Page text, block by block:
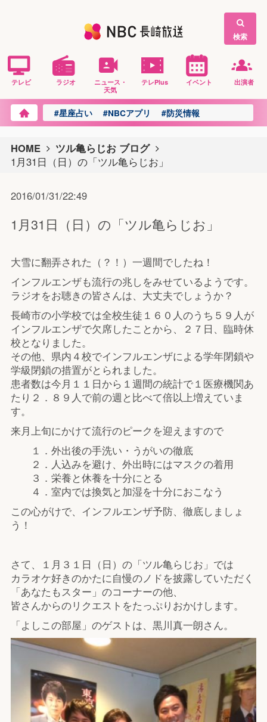
検索
テレビ ラジオ
ニュース・
天気
テレPlus イベント 出演者
#星座占い #NBCアプリ #防災情報
HOME
ツル亀らじお ブログ
1月31日（日）の「ツル亀らじお」
2016/01/31/22:49
1月31日（日）の「ツル亀らじお」
大雪に翻弄された（？！）一週間でしたね！
インフルエンザも流行の兆しをみせているようです。
ラジオをお聴きの皆さんは、大丈夫でしょうか？
長崎市の小学校では全校生徒１６０人のうち５９人が
インフルエンザで欠席したことから、２７日、臨時休
校となりました。
その他、県内４校でインフルエンザによる学年閉鎖や
学級閉鎖の措置がとられました。
患者数は今月１１日から１週間の統計で１医療機関あ
たり２．８９人で前の週と比べて倍以上増えていま
す。
来月上旬にかけて流行のピークを迎えますので
１．外出後の手洗い・うがいの徹底
２．人込みを避け、外出時にはマスクの着用
３．栄養と休養を十分にとる
４．室内では換気と加湿を十分におこなう
この心がけで、インフルエンザ予防、徹底しましょ
う！
さて、１月３１日（日）の「ツル亀らじお」では
カラオケ好きのかたに自慢のノドを披露していただく
「あなたもスター」のコーナーの他、
皆さんからのリクエストをたっぷりおかけします。
「よしこの部屋」のゲストは、黒川真一朗さん。